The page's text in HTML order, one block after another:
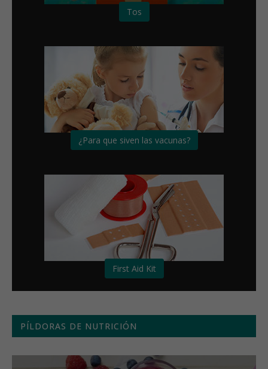
Tos
¿Para que siven las vacunas?
First Aid Kit
PÍLDORAS DE NUTRICIÓN